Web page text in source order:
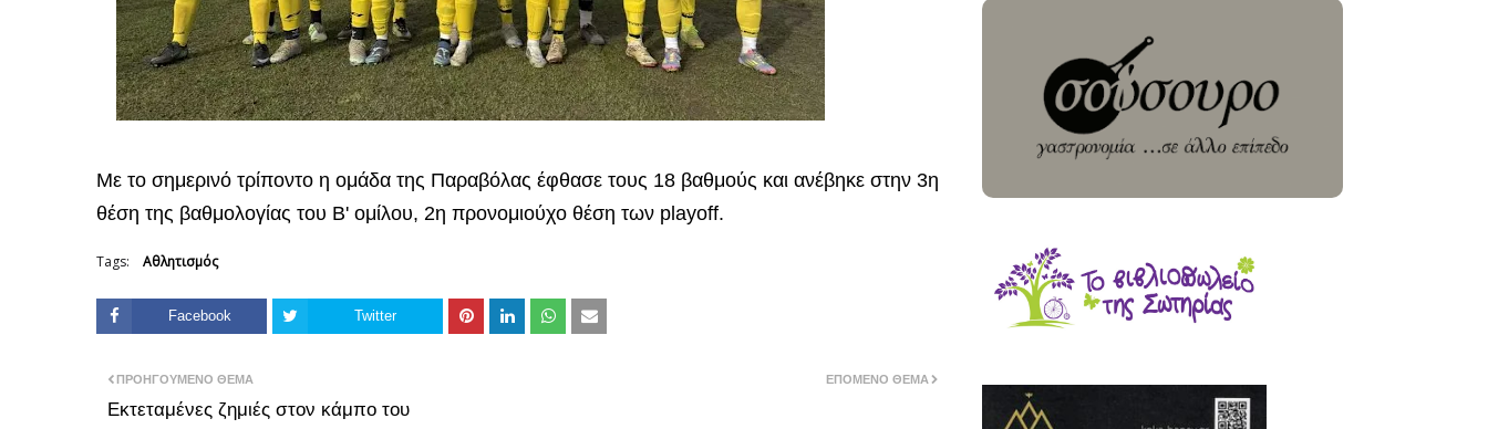
Με το σημερινό τρίποντο η ομάδα της Παραβόλας έφθασε τους 18 βαθμούς και ανέβηκε στην 3η
θέση της βαθμολογίας του Β' ομίλου, 2η προνομιούχο θέση των playoff.
Tags: Αθλητισμός
Facebook Twitter
ΕΠΌΜΕΝΟ ΘΈΜΑ
ΠΡΟΗΓΟΎΜΕΝΟ ΘΈΜΑ
Εκτεταμένες ζημιές στον κάμπο του